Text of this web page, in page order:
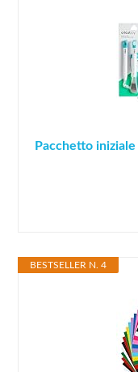
Pacchetto
BESTSELLER N. 4